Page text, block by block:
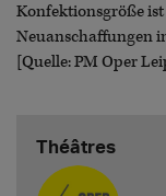
Konfektionsgröße
Neuanschaffungen
[Quelle: PM Oper
Théâtres